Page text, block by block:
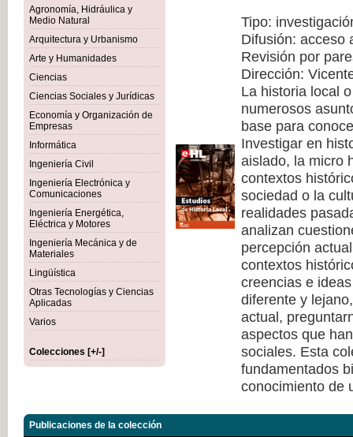
Agronomía, Hidráulica y
Medio Natural
Arquitectura y Urbanismo
Arte y Humanidades
Ciencias
Ciencias Sociales y Jurídicas
Economía y Organización de
Empresas
Informática
Ingeniería Civil
Ingeniería Electrónica y
Comunicaciones
Ingeniería Energética,
Eléctrica y Motores
Ingeniería Mecánica y de
Materiales
Lingüística
Otras Tecnologías y Ciencias
Aplicadas
Varios
Colecciones [+/-]
Tipo:
Difusión: acceso
Revisión por
Dirección:
La historia local
numerosos
base para
Investigar en
aislado, la micro
contextos
sociedad o la
realidades
analizan
percepción
contextos
creencias e
diferente y
actual,
aspectos que
sociales. Esta
fundamentados
conocimiento de
Publicaciones de la colección